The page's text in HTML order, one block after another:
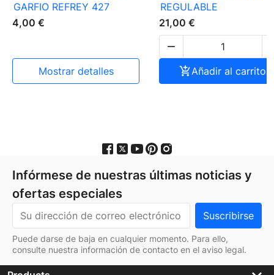
GARFIO REFREY 427
4,00 €
mostrar detalles
REGULABLE
21,00 €

Añadir al carrito
Infórmese de nuestras últimas noticias y
ofertas especiales
Puede darse de baja en cualquier momento. Para ello,
consulte nuestra información de contacto en el aviso legal.